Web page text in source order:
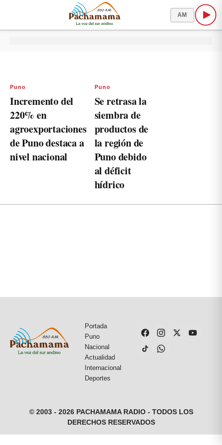
AM
Puno
Incremento del
220% en
agroexportaciones
de Puno destaca a
nivel nacional
Puno
Se retrasa la
siembra de
productos de
la región de
Puno debido
al déficit
hídrico
Portada
Puno
Nacional
Actualidad
Internacional
Deportes
© 2003 - 2026 PACHAMAMA RADIO - TODOS LOS
DERECHOS RESERVADOS